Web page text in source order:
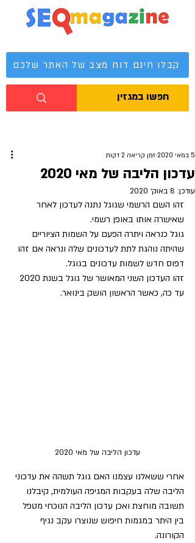
מגזין קידום אתרים
קבלו חינם דוח מצב של האתר שלכם
עדכון הליבה של מאי 2020
5 במאי 2020 זמן קריאה 2 דקות
עודכן: 8 באוק׳ 2020
זהו השם הרשמי שגוגל נתנה לעדכון לאחר
שאישרה אותו באופן רשמי.
גוגל כנראה ויתרה הפעם על השמות הציוריים
שהיתה נוהגת לתת לעדכונים שלה ונראה אם זהו
דפוס חדש לשמות עדכונים בגוגל.
עד כה, כאשר הראשון הושק בינואר.
עדכון הליבה של מאי 2020
אחרי ששאלנו עצמנו האם גוגל תשהה את עדכוני
הליבה שלה בעקבות המגיפה העולמית, קיבלנו
תשובה מוחצת ואכן עדכון הליבה הנוכחי מטפל
בין היתר במגמות חיפוש שנוצרו עקב נגיף
הקורונה.